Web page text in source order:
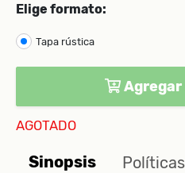
Elige formato:
Tapa rústica
AGOTADO
Sinopsis